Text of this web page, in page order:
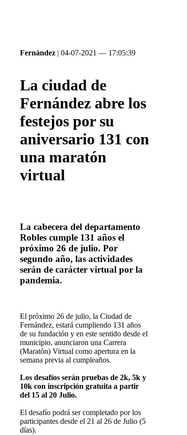
Fernández | 04-07-2021 — 17:05:39
La ciudad de
Fernández abre los
festejos por su
aniversario 131 con
una maratón
virtual
La cabecera del departamento
Robles cumple 131 años el
próximo 26 de julio. Por
segundo año, las actividades
serán de carácter virtual por la
pandemia.
El próximo 26 de julio, la Ciudad de
Fernández, estará cumpliendo 131 años
de su fundación y en este sentido desde el
municipio, anunciaron una Carrera
(Maratón) Virtual como apertura en la
semana previa al cumpleaños.
Los desafíos serán pruebas de 2k, 5k y
10k con inscripción gratuita a partir
del 15 al 20 Julio.
El desafío podrá ser completado por los
participantes desde el 21 al 26 de Julio (5
días).